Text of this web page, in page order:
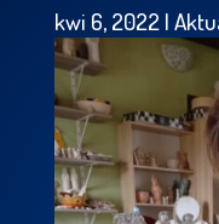
kwi 6, 2022|